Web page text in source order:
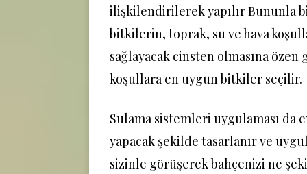
ilişkilendirilerek yapılır Bununla
bitkilerin, toprak, su ve hava
sağlayacak cinsten olmasına
koşullara en uygun bitkiler seçilir.
Sulama sistemleri uygulaması da
yapacak şekilde tasarlanır ve
sizinle görüşerek bahçenizi ne